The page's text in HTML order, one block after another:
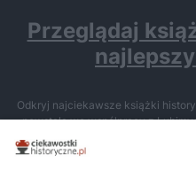
Przeglądaj
Odkryj najciekawsze książki
powstała we współpracy z
miłośników literatury w Polsce –
tytułów najwyżej